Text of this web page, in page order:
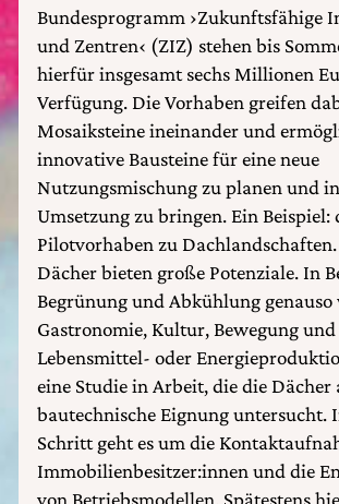
Bundesprogramm ›Zukunftsfähige
und Zentren‹ (ZIZ) stehen bis
hierfür insgesamt sechs Millionen
Verfügung. Die Vorhaben greifen
Mosaiksteine ineinander und
innovative Bausteine für eine neue
Nutzungsmischung zu planen und
Umsetzung zu bringen. Ein Beispiel:
Pilotvorhaben zu
Dächer bieten große Potenziale. In
Begrünung und Abkühlung genauso
Gastronomie, Kultur, Bewegung
Lebensmittel- oder
eine Studie in Arbeit, die die Dächer
bautechnische Eignung untersucht.
Schritt geht es um die
Immobilienbesitzer:innen und die
von Betriebsmodellen. Spätestens